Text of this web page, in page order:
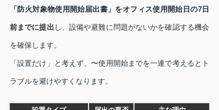
「防火対象物使用開始届出書」をオフィス使用開始日の7日
前までに提出 し、設備や避難に問題がないかを確認する機会
を確保します。
「設置だけ」と考えず、〜使用開始までを一連で考えるとト
ラブルを避けやすくなります。